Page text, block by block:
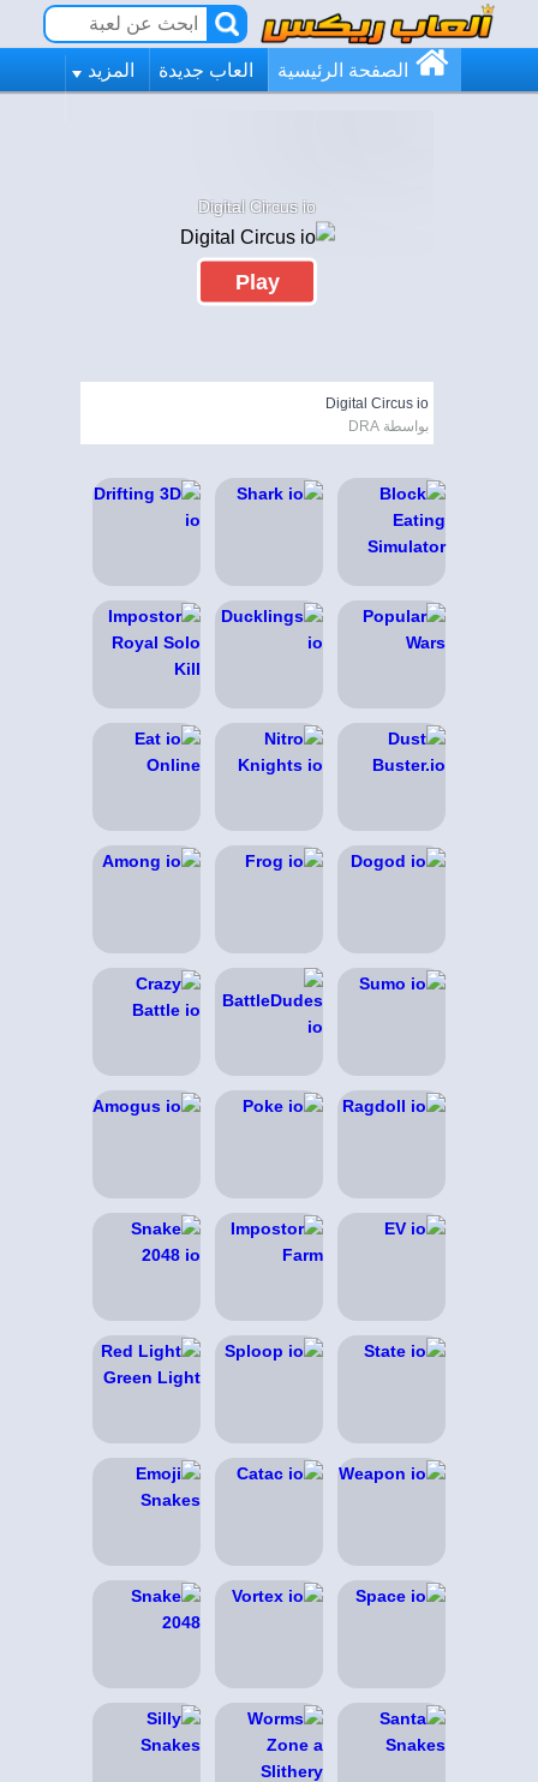
الصفحة الرئيسية العاب جديدة المزيد
Digital Circus io
Play
Digital Circus io
بواسطة DRA